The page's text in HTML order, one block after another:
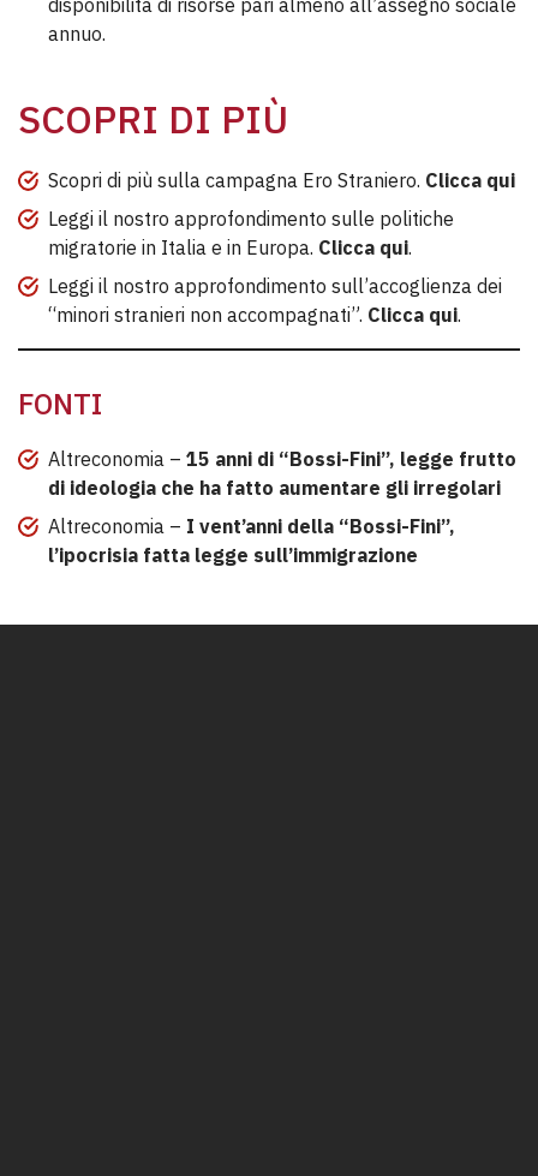
disponibilità di risorse pari almeno all’assegno sociale
annuo.
SCOPRI DI PIÙ
Scopri di più sulla campagna Ero Straniero. Clicca qui
Leggi il nostro approfondimento sulle politiche
migratorie in Italia e in Europa. Clicca qui.
Leggi il nostro approfondimento sull’accoglienza dei
“minori stranieri non accompagnati”. Clicca qui.
FONTI
Altreconomia – 15 anni di “Bossi-Fini”, legge frutto
di ideologia che ha fatto aumentare gli irregolari
Altreconomia – I vent’anni della “Bossi-Fini”,
l’ipocrisia fatta legge sull’immigrazione